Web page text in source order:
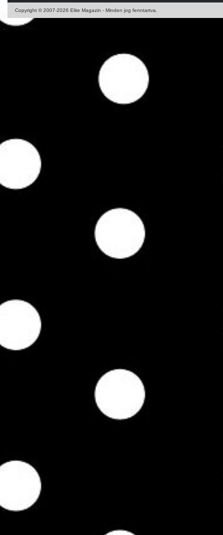
Copyright © 2007-2026 Elite Magazin - Minden jog fenntartva.